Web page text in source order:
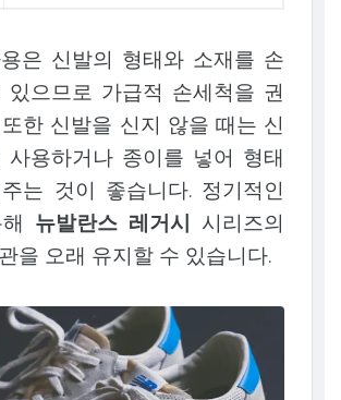
은 신발의 형태와 소재를 손
있으므로 가급적 손세척을 권
한 신발을 신지 않을 때는 신
사용하거나 종이를 넣어 형태
는 것이 좋습니다. 정기적인
뉴발란스 레거시 시리즈의
을 오래 유지할 수 있습니다.